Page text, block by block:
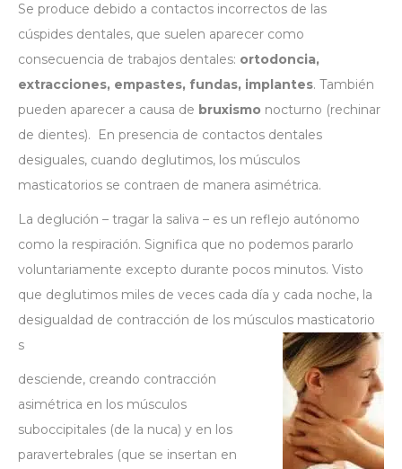
Se produce debido a contactos incorrectos de las
cúspides dentales, que suelen aparecer como
consecuencia de trabajos dentales: ortodoncia,
extracciones, empastes, fundas, implantes. También
pueden aparecer a causa de bruxismo nocturno (rechinar
de dientes).
En presencia de contactos dentales
desiguales, cuando deglutimos, los músculos
masticatorios se contraen de manera asimétrica.
La deglución – tragar la saliva – es un reflejo autónomo
como la respiración. Significa que no podemos pararlo
voluntariamente excepto durante pocos minutos. Visto
que deglutimos miles de veces cada día y cada noche, la
desigualdad de contracción de los músculos masticatorio
s
desciende, creando contracción
asimétrica en los músculos
suboccipitales (de la nuca) y en los
paravertebrales (que se insertan en